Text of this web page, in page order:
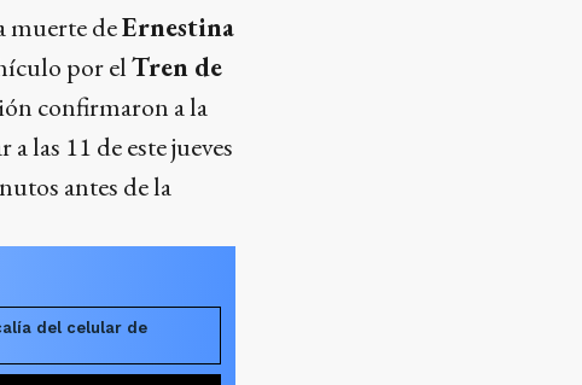
muerte deErnestina
por elTren de
confirmaron a la
las 11 de este jueves
antes de la
del celular de